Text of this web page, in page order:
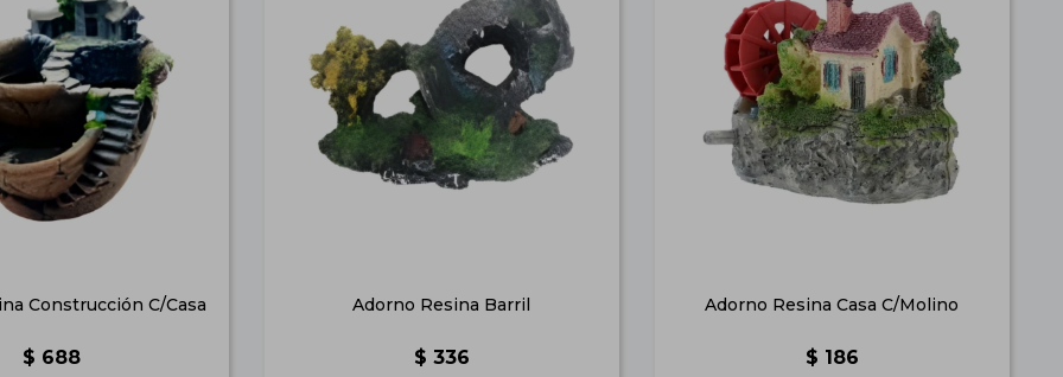
Construcción C/Casa
$ 688
Adorno Resina Barril
$ 336
Adorno Resina Casa C/Molino
$ 186